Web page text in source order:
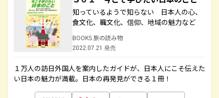
知っているようで知らない 日本人の心、
食文化、職文化、信仰、地域の魅力など
BOOKS 旅の読み物
2022.07.21 発売
１万人の訪日外国人を案内したガイドが、日本人にこそ伝えた
い日本の魅力が満載。日本の再発見ができる１冊！